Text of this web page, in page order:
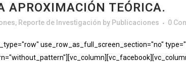
APROXIMACIÓN TEÓRICA.
, Reporte de Investigación by Publicaciones 0
use_row_as_full_screen_section="no"